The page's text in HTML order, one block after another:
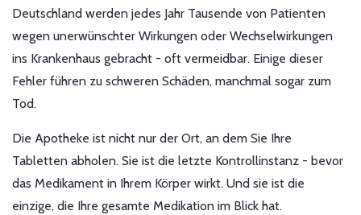
Deutschland werden jedes Jahr Tausende von Patienten
wegen unerwünschter Wirkungen oder Wechselwirkungen
ins Krankenhaus gebracht - oft vermeidbar. Einige dieser
Fehler führen zu schweren Schäden, manchmal sogar zum
Tod.
Die Apotheke ist nicht nur der Ort, an dem Sie Ihre
Tabletten abholen. Sie ist die letzte Kontrollinstanz - bevor
das Medikament in Ihrem Körper wirkt. Und sie ist die
einzige, die Ihre gesamte Medikation im Blick hat.